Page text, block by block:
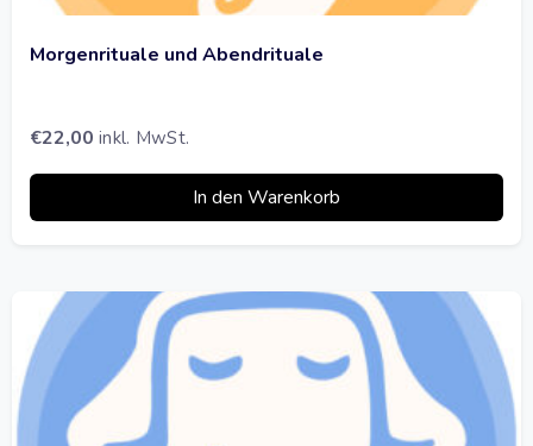
Morgenrituale und Abendrituale
€22,00 inkl. MwSt.
In den Warenkorb